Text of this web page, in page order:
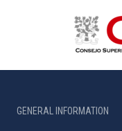
GENERAL INFORMATION